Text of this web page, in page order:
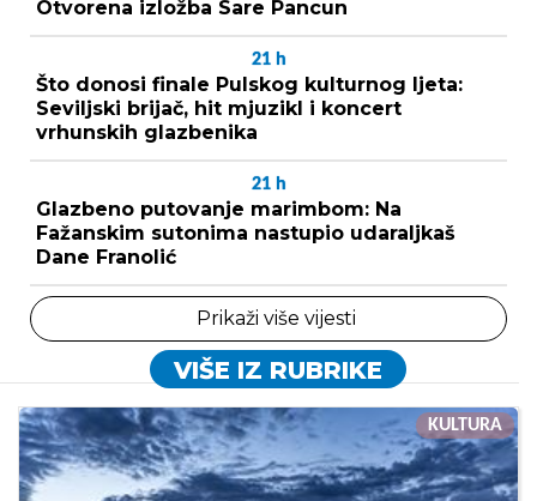
Otvorena izložba Sare Pancun
21 h
Što donosi finale Pulskog kulturnog ljeta:
Seviljski brijač, hit mjuzikl i koncert
vrhunskih glazbenika
21 h
Glazbeno putovanje marimbom: Na
Fažanskim sutonima nastupio udaraljkaš
Dane Franolić
Prikaži više vijesti
VIŠE IZ RUBRIKE
KULTURA